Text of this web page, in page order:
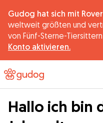
Gudog hat sich mit
weltweit größten und
von Fünf-Sterne-
Konto aktivieren.
Hallo ich bin